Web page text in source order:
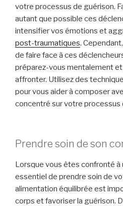
votre processus de guérison.
autant que possible ces
intensifier vos émotions et
post-traumatiques.
de faire face à ces
préparez-vous mentalement
affronter. Utilisez des
pour vous aider à composer
concentré sur votre processus
Prendre soin de son
Lorsque vous êtes confronté à
essentiel de prendre soin de
alimentation équilibrée est
corps et favoriser la guérison.